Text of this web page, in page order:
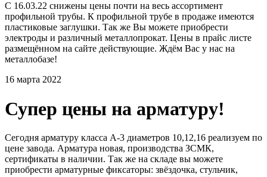
С 16.03.22 снижены цены почти на весь ассортимент
профильной трубы. К профильной трубе в продаже имеются
пластиковые заглушки. Так же Вы можете приобрести
электроды и различный металлопрокат. Цены в прайс листе
размещённом на сайте действующие. Ждём Вас у нас на
металлобазе!
16 марта 2022
Супер цены на арматуру!
Сегодня арматуру класса А-3 диаметров 10,12,16 реализуем по
цене завода. Арматура новая, производства ЗСМК,
сертификаты в наличии. Так же на складе вы можете
приобрести арматурные фиксаторы: звёздочка, стульчик,